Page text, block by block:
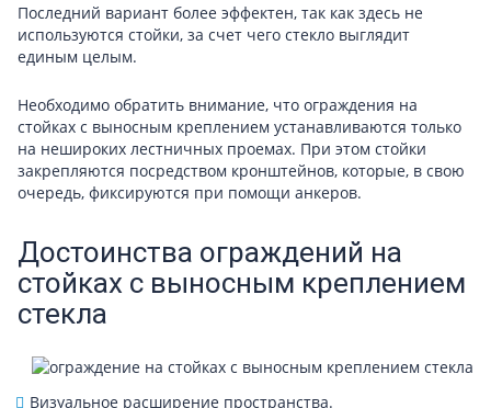
Последний вариант более эффектен, так как здесь не
используются стойки, за счет чего стекло выглядит
единым целым.
Необходимо обратить внимание, что ограждения на
стойках с выносным креплением устанавливаются только
на нешироких лестничных проемах. При этом стойки
закрепляются посредством кронштейнов, которые, в свою
очередь, фиксируются при помощи анкеров.
Достоинства ограждений на
стойках с выносным креплением
стекла
Визуальное расширение пространства.